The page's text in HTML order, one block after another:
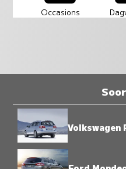
Occasions
Volkswagen